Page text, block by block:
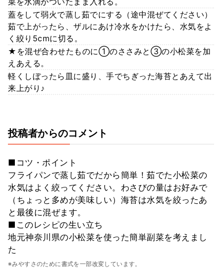
蓋をして弱火で蒸し茹でにする（途中混ぜてください）
茹で上がったら、ザルにあけ冷水をかけたら、水気をよ
く絞り5cmに切る。
★を混ぜ合わせたものに①のささみと③の小松菜を加
えあえる。
軽くしぼったら皿に盛り、手でちぎった海苔とあえて出
来上がり♪
投稿者からのコメント
■コツ・ポイント
フライパンで蒸し茹でだから簡単！茹でた小松菜の
水気はよく絞ってください。わさびの量はお好みで
（ちょっと多めが美味しい）海苔は水気を絞ったあ
と最後に混ぜます。
■このレシピの生い立ち
地元神奈川県の小松菜を使った簡単副菜を考えまし
た
※みやすさのために書式を一部改変しています。